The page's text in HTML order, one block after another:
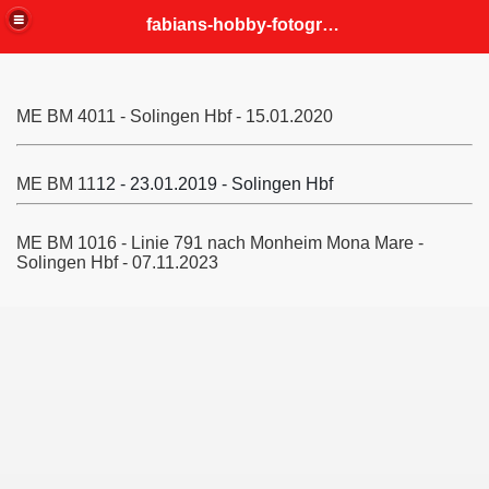
fabians-hobby-fotografien
ME BM 4011 - Solingen Hbf - 15.01.2020
ME BM 1112 - 23.01.2019 - Solingen Hbf
ME BM 1016 - Linie 791 nach Monheim Mona Mare -
Solingen Hbf - 07.11.2023